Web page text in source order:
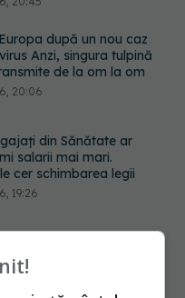
salarii mai mari.
cer schimbarea legii
19:26
tratate fără operație. Dr.
(SANADOR): Chirurgia
doar punctual, pentru
de paciente
externă în cancerul
Dr. Sorin Bogdan
explică diferența și
6560